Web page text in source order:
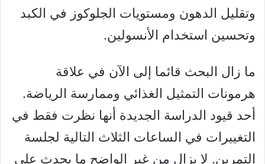
وتقليل الدهون ومستويات الجلوكوز في الكبد
وتحسين استخدام الأنسولين.
ما زال البحث قائما إلى الآن في علاقة
هرمونات التمثيل الغذائي وممارسة الرياضة.
أحد قيود الدراسة الجديدة أنها نظرت فقط في
التغييرات في الساعات الثلاث التالية لجلسة
التمرين. لا يزال من غير الواضح ما يحدث على